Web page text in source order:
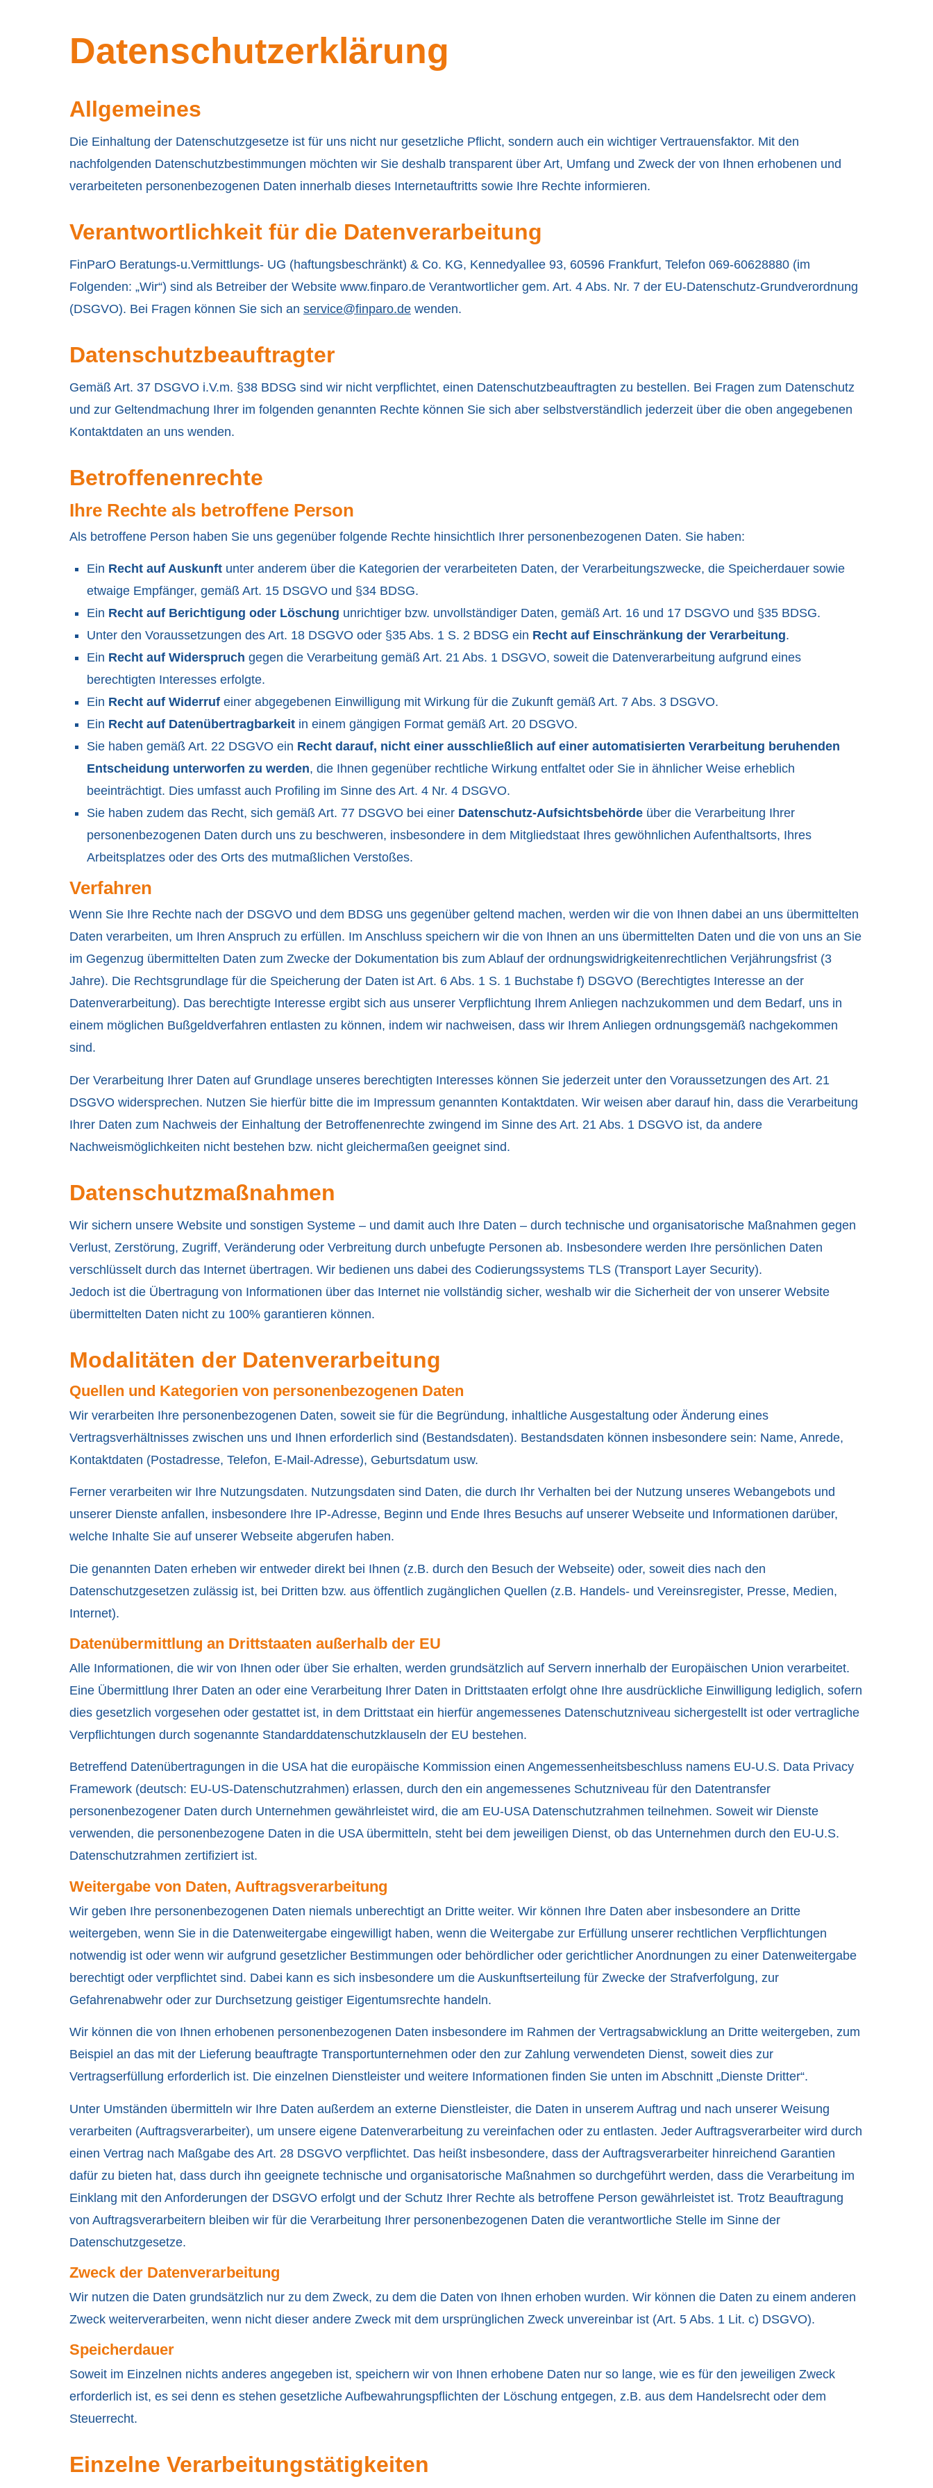
Datenschutzerklärung
Allgemeines
Die Einhaltung der Datenschutzgesetze ist für uns nicht nur gesetzliche Pflicht, sondern auch ein wichtiger Vertrauensfaktor. Mit den
nachfolgenden Datenschutzbestimmungen möchten wir Sie deshalb transparent über Art, Umfang und Zweck der von Ihnen erhobenen und
verarbeiteten personenbezogenen Daten innerhalb dieses Internetauftritts sowie Ihre Rechte informieren.
Verantwortlichkeit für die Datenverarbeitung
FinParO Beratungs-u.Vermittlungs- UG (haftungsbeschränkt) & Co. KG, Kennedyallee 93, 60596 Frankfurt, Telefon 069-60628880 (im
Folgenden: „Wir“) sind als Betreiber der Website www.finparo.de Verantwortlicher gem. Art. 4 Abs. Nr. 7 der EU-Datenschutz-Grundverordnung
(DSGVO). Bei Fragen können Sie sich an service@finparo.de wenden.
Datenschutzbeauftragter
Gemäß Art. 37 DSGVO i.V.m. §38 BDSG sind wir nicht verpflichtet, einen Datenschutzbeauftragten zu bestellen. Bei Fragen zum Datenschutz
und zur Geltendmachung Ihrer im folgenden genannten Rechte können Sie sich aber selbstverständlich jederzeit über die oben angegebenen
Kontaktdaten an uns wenden.
Betroffenenrechte
Ihre Rechte als betroffene Person
Als betroffene Person haben Sie uns gegenüber folgende Rechte hinsichtlich Ihrer personenbezogenen Daten. Sie haben:
Ein Recht auf Auskunft unter anderem über die Kategorien der verarbeiteten Daten, der Verarbeitungszwecke, die Speicherdauer sowie
etwaige Empfänger, gemäß Art. 15 DSGVO und §34 BDSG.
Ein Recht auf Berichtigung oder Löschung unrichtiger bzw. unvollständiger Daten, gemäß Art. 16 und 17 DSGVO und §35 BDSG.
Unter den Voraussetzungen des Art. 18 DSGVO oder §35 Abs. 1 S. 2 BDSG ein Recht auf Einschränkung der Verarbeitung.
Ein Recht auf Widerspruch gegen die Verarbeitung gemäß Art. 21 Abs. 1 DSGVO, soweit die Datenverarbeitung aufgrund eines
berechtigten Interesses erfolgte.
Ein Recht auf Widerruf einer abgegebenen Einwilligung mit Wirkung für die Zukunft gemäß Art. 7 Abs. 3 DSGVO.
Ein Recht auf Datenübertragbarkeit in einem gängigen Format gemäß Art. 20 DSGVO.
Sie haben gemäß Art. 22 DSGVO ein Recht darauf, nicht einer ausschließlich auf einer automatisierten Verarbeitung beruhenden
Entscheidung unterworfen zu werden, die Ihnen gegenüber rechtliche Wirkung entfaltet oder Sie in ähnlicher Weise erheblich
beeinträchtigt. Dies umfasst auch Profiling im Sinne des Art. 4 Nr. 4 DSGVO.
Sie haben zudem das Recht, sich gemäß Art. 77 DSGVO bei einer Datenschutz-Aufsichtsbehörde über die Verarbeitung Ihrer
personenbezogenen Daten durch uns zu beschweren, insbesondere in dem Mitgliedstaat Ihres gewöhnlichen Aufenthaltsorts, Ihres
Arbeitsplatzes oder des Orts des mutmaßlichen Verstoßes.
Verfahren
Wenn Sie Ihre Rechte nach der DSGVO und dem BDSG uns gegenüber geltend machen, werden wir die von Ihnen dabei an uns übermittelten
Daten verarbeiten, um Ihren Anspruch zu erfüllen. Im Anschluss speichern wir die von Ihnen an uns übermittelten Daten und die von uns an Sie
im Gegenzug übermittelten Daten zum Zwecke der Dokumentation bis zum Ablauf der ordnungswidrigkeitenrechtlichen Verjährungsfrist (3
Jahre). Die Rechtsgrundlage für die Speicherung der Daten ist Art. 6 Abs. 1 S. 1 Buchstabe f) DSGVO (Berechtigtes Interesse an der
Datenverarbeitung). Das berechtigte Interesse ergibt sich aus unserer Verpflichtung Ihrem Anliegen nachzukommen und dem Bedarf, uns in
einem möglichen Bußgeldverfahren entlasten zu können, indem wir nachweisen, dass wir Ihrem Anliegen ordnungsgemäß nachgekommen
sind.
Der Verarbeitung Ihrer Daten auf Grundlage unseres berechtigten Interesses können Sie jederzeit unter den Voraussetzungen des Art. 21
DSGVO widersprechen. Nutzen Sie hierfür bitte die im Impressum genannten Kontaktdaten. Wir weisen aber darauf hin, dass die Verarbeitung
Ihrer Daten zum Nachweis der Einhaltung der Betroffenenrechte zwingend im Sinne des Art. 21 Abs. 1 DSGVO ist, da andere
Nachweismöglichkeiten nicht bestehen bzw. nicht gleichermaßen geeignet sind.
Datenschutzmaßnahmen
Wir sichern unsere Website und sonstigen Systeme – und damit auch Ihre Daten – durch technische und organisatorische Maßnahmen gegen
Verlust, Zerstörung, Zugriff, Veränderung oder Verbreitung durch unbefugte Per­sonen ab. Insbesondere werden Ihre persönlichen Daten
verschlüsselt durch das Internet übertragen. Wir bedienen uns dabei des Codierungssystems TLS (Transport Layer Security).
Jedoch ist die Übertragung von Informationen über das Internet nie vollständig sicher, weshalb wir die Sicherheit der von unserer Website
übermittelten Daten nicht zu 100% garantieren können.
Modalitäten der Datenverarbeitung
Quellen und Kategorien von personenbezogenen Daten
Wir verarbeiten Ihre personenbezogenen Daten, soweit sie für die Begründung, inhaltliche Ausgestaltung oder Änderung eines
Vertragsverhältnisses zwischen uns und Ihnen erforderlich sind (Bestandsdaten). Bestandsdaten können insbesondere sein: Name, Anrede,
Kontaktdaten (Postadresse, Telefon, E-Mail-Adresse), Geburts­datum usw.
Ferner verarbeiten wir Ihre Nutzungsdaten. Nutzungsdaten sind Daten, die durch Ihr Verhalten bei der Nutzung unseres Webangebots und
unserer Dienste anfallen, insbesondere Ihre IP-Adresse, Beginn und Ende Ihres Besuchs auf unserer Webseite und Informationen darüber,
welche Inhalte Sie auf unserer Webseite abgerufen haben.
Die genannten Daten erheben wir entweder direkt bei Ihnen (z.B. durch den Besuch der Webseite) oder, soweit dies nach den
Datenschutzgesetzen zulässig ist, bei Dritten bzw. aus öffentlich zugänglichen Quellen (z.B. Handels- und Vereinsregister, Presse, Medien,
Internet).
Datenübermittlung an Drittstaaten außerhalb der EU
Alle Informationen, die wir von Ihnen oder über Sie erhalten, werden grundsätzlich auf Servern innerhalb der Europäischen Union verarbeitet.
Eine Übermittlung Ihrer Daten an oder eine Verarbeitung Ihrer Daten in Drittstaaten erfolgt ohne Ihre ausdrückliche Einwilligung lediglich, sofern
dies gesetzlich vorgesehen oder gestattet ist, in dem Drittstaat ein hierfür angemessenes Datenschutzniveau sichergestellt ist oder vertragliche
Verpflichtungen durch sogenannte Standarddatenschutzklauseln der EU bestehen.
Betreffend Datenübertragungen in die USA hat die europäische Kommission einen Angemessenheitsbeschluss namens EU-U.S. Data Privacy
Framework (deutsch: EU-US-Datenschutzrahmen) erlassen, durch den ein angemessenes Schutzniveau für den Datentransfer
personenbezogener Daten durch Unternehmen gewährleistet wird, die am EU-USA Datenschutzrahmen teilnehmen. Soweit wir Dienste
verwenden, die personenbezogene Daten in die USA übermitteln, steht bei dem jeweiligen Dienst, ob das Unternehmen durch den EU-U.S.
Datenschutzrahmen zertifiziert ist.
Weitergabe von Daten, Auftragsverarbeitung
Wir geben Ihre personenbezogenen Daten niemals unberechtigt an Dritte weiter. Wir können Ihre Daten aber insbesondere an Dritte
weitergeben, wenn Sie in die Datenweitergabe eingewilligt haben, wenn die Weitergabe zur Erfüllung unserer rechtlichen Verpflichtungen
notwendig ist oder wenn wir aufgrund gesetzlicher Bestimmungen oder behördlicher oder gerichtlicher Anordnungen zu einer Datenweitergabe
berechtigt oder verpflichtet sind. Dabei kann es sich insbesondere um die Auskunftserteilung für Zwecke der Strafverfolgung, zur
Gefahrenabwehr oder zur Durchsetzung geistiger Eigentumsrechte handeln.
Wir können die von Ihnen erhobenen personenbezogenen Daten insbesondere im Rahmen der Vertragsabwicklung an Dritte weitergeben, zum
Beispiel an das mit der Lieferung beauftragte Transportunternehmen oder den zur Zahlung verwendeten Dienst, soweit dies zur
Vertragserfüllung erforderlich ist. Die einzelnen Dienstleister und weitere Informationen finden Sie unten im Abschnitt „Dienste Dritter“.
Unter Umständen übermitteln wir Ihre Daten außerdem an externe Dienstleister, die Daten in unserem Auftrag und nach unserer Weisung
verarbeiten (Auftragsverarbeiter), um unsere eigene Datenverarbeitung zu vereinfachen oder zu entlasten. Jeder Auftragsverarbeiter wird durch
einen Vertrag nach Maßgabe des Art. 28 DSGVO verpflichtet. Das heißt insbesondere, dass der Auftragsverarbeiter hinreichend Garantien
dafür zu bieten hat, dass durch ihn geeignete technische und organisatorische Maßnahmen so durchgeführt werden, dass die Verarbeitung im
Einklang mit den Anforderungen der DSGVO erfolgt und der Schutz Ihrer Rechte als betroffene Person gewährleistet ist. Trotz Beauftragung
von Auftragsverarbeitern bleiben wir für die Verarbeitung Ihrer personenbezogenen Daten die verantwortliche Stelle im Sinne der
Datenschutzgesetze.
Zweck der Datenverarbeitung
Wir nutzen die Daten grundsätzlich nur zu dem Zweck, zu dem die Daten von Ihnen erhoben wurden. Wir können die Daten zu einem anderen
Zweck weiterverarbeiten, wenn nicht dieser andere Zweck mit dem ursprünglichen Zweck unvereinbar ist (Art. 5 Abs. 1 Lit. c) DSGVO).
Speicherdauer
Soweit im Einzelnen nichts anderes angegeben ist, speichern wir von Ihnen erhobene Daten nur so lange, wie es für den jeweiligen Zweck
erforderlich ist, es sei denn es stehen gesetzliche Aufbewahrungspflichten der Löschung entgegen, z.B. aus dem Handelsrecht oder dem
Steuerrecht.
Einzelne Verarbeitungstätigkeiten